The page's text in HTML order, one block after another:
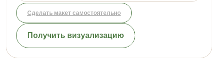
Сделать макет самостоятельно
Получить визуализацию